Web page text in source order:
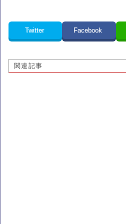
Twitter Facebook
関連記事